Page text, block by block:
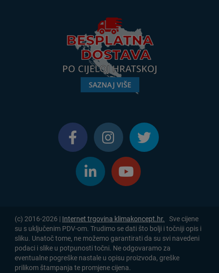
(c) 2016-2026 | Internet trgovina klimakoncept.hr. Sve cijene
su s uključenim PDV-om. Trudimo se dati što bolji i točniji opis i
sliku. Unatoč tome, ne možemo garantirati da su svi navedeni
podaci i slike u potpunosti točni. Ne odgovaramo za
eventualne pogreške nastale u opisu proizvoda, greške
prilikom štampanja te promjene cijena.